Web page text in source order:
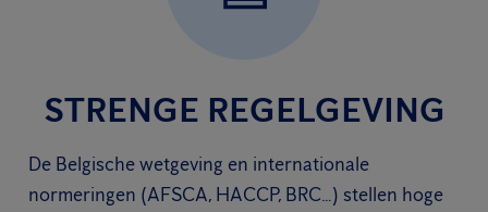
STRENGE REGELGEVING
De Belgische wetgeving en internationale
normeringen (AFSCA, HACCP, BRC…) stellen hoge